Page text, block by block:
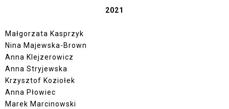
2021
Małgorzata Kasprzyk
Nina Majewska-Brown
Anna Klejzerowicz
Anna Stryjewska
Krzysztof Koziołek
Anna Płowiec
Marek Marcinowski